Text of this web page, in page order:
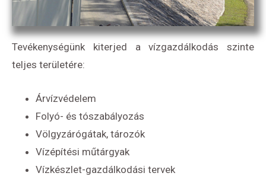
Tevékenységünk kiterjed a vízgazdálkodás szinte
teljes területére:
Árvízvédelem
Folyó- és tószabályozás
Völgyzárógátak, tározók
Vízépítési műtárgyak
Vízkészlet-gazdálkodási tervek